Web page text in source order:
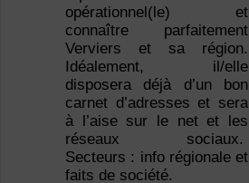
opérationnel(le) et
connaître parfaitement
Verviers et sa région.
Idéalement, il/elle
disposera déjà d’un bon
carnet d’adresses et sera
à l’aise sur le net et les
réseaux sociaux.
Secteurs : info régionale et
faits de société.